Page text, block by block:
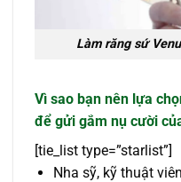
Làm răng sứ
Vì sao bạn nên lựa chọ
để gửi gắm nụ cười củ
[tie_list type=”starlist”]
Nha sỹ, kỹ thuật